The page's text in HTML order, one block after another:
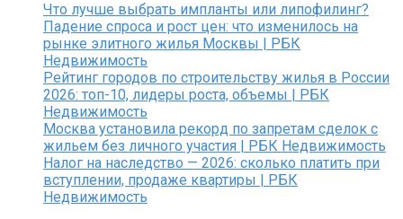
Что лучше выбрать импланты или липофилинг?
Падение спроса и рост цен: что изменилось на
рынке элитного жилья Москвы | РБК
Недвижимость
Рейтинг городов по строительству жилья в России
2026: топ-10, лидеры роста, объемы | РБК
Недвижимость
Москва установила рекорд по запретам сделок с
жильем без личного участия | РБК Недвижимость
Налог на наследство — 2026: сколько платить при
вступлении, продаже квартиры | РБК
Недвижимость